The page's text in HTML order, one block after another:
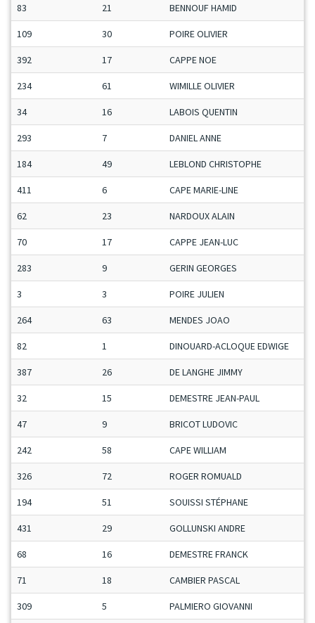
83 21 BENNOUF HAMID
109 30 POIRE OLIVIER
392 17 CAPPE NOE
234 61 WIMILLE OLIVIER
34 16 LABOIS QUENTIN
293 7 DANIEL ANNE
184 49 LEBLOND CHRISTOPHE
411 6 CAPE MARIE-LINE
62 23 NARDOUX ALAIN
70 17 CAPPE JEAN-LUC
283 9 GERIN GEORGES
3 3 POIRE JULIEN
264 63 MENDES JOAO
82 1 DINOUARD-ACLOQUE EDWIGE
387 26 DE LANGHE JIMMY
32 15 DEMESTRE JEAN-PAUL
47 9 BRICOT LUDOVIC
242 58 CAPE WILLIAM
326 72 ROGER ROMUALD
194 51 SOUISSI STÉPHANE
431 29 GOLLUNSKI ANDRE
68 16 DEMESTRE FRANCK
71 18 CAMBIER PASCAL
309 5 PALMIERO GIOVANNI